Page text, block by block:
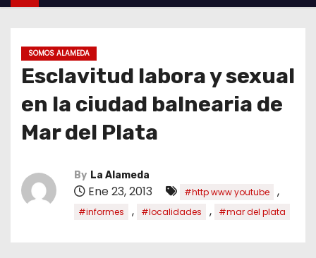
SOMOS ALAMEDA
Esclavitud labora y sexual
en la ciudad balnearia de
Mar del Plata
By La Alameda
Ene 23, 2013 #http www youtube ,
#informes , #localidades , #mar del plata